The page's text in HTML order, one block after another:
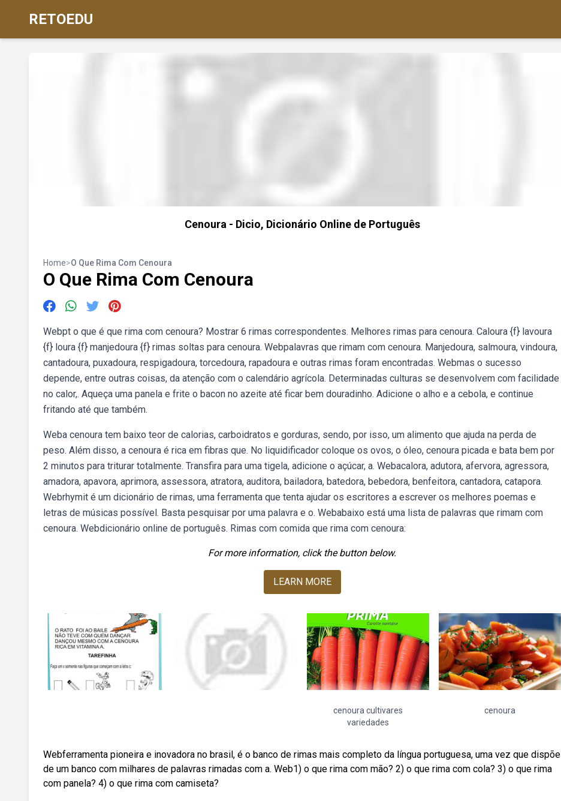
RETOEDU
Cenoura - Dicio, Dicionário Online de Português
Home>O Que Rima Com Cenoura
O Que Rima Com Cenoura
Webpt o que é que rima com cenoura? Mostrar 6 rimas correspondentes. Melhores rimas para cenoura. Caloura {f} lavoura
{f} loura {f} manjedoura {f} rimas soltas para cenoura. Webpalavras que rimam com cenoura. Manjedoura, salmoura, vindoura,
cantadoura, puxadoura, respigadoura, torcedoura, rapadoura e outras rimas foram encontradas. Webmas o sucesso
depende, entre outras coisas, da atenção com o calendário agrícola. Determinadas culturas se desenvolvem com facilidade
no calor,. Aqueça uma panela e frite o bacon no azeite até ficar bem douradinho. Adicione o alho e a cebola, e continue
fritando até que também.
Weba cenoura tem baixo teor de calorias, carboidratos e gorduras, sendo, por isso, um alimento que ajuda na perda de
peso. Além disso, a cenoura é rica em fibras que. No liquidificador coloque os ovos, o óleo, cenoura picada e bata bem por
2 minutos para triturar totalmente. Transfira para uma tigela, adicione o açúcar, a. Webacalora, adutora, afervora, agressora,
amadora, apavora, aprimora, assessora, atratora, auditora, bailadora, batedora, bebedora, benfeitora, cantadora, catapora.
Webrhymit é um dicionário de rimas, uma ferramenta que tenta ajudar os escritores a escrever os melhores poemas e
letras de músicas possível. Basta pesquisar por uma palavra e o. Webabaixo está uma lista de palavras que rimam com
cenoura. Webdicionário online de português. Rimas com comida que rima com cenoura:
For more information, click the button below.
LEARN MORE
cenoura cultivares
variedades
cenoura
Webferramenta pioneira e inovadora no brasil, é o banco de rimas mais completo da língua portuguesa, uma vez que dispõe
de um banco com milhares de palavras rimadas com a. Web1) o que rima com mão? 2) o que rima com cola? 3) o que rima
com panela? 4) o que rima com camiseta?